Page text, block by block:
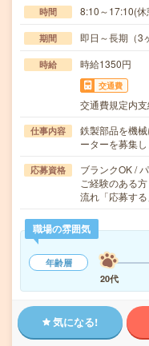
時間 8:10～17:10(休
期間 即日～長期（3
時給 時給1350円
交通費
交通費規定内
仕事内容
鉄製部品を機
ーターを募集
応募資格
ブランクOK /
ご経験のある
流れ「応募す
職場の雰囲気
年齢層
20代
気になる!